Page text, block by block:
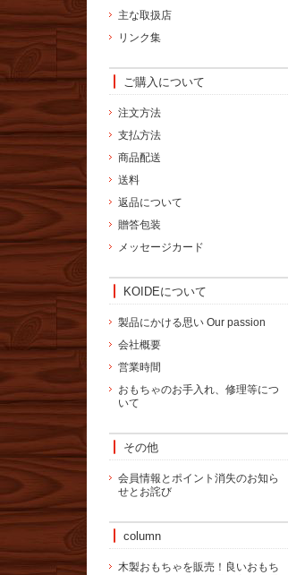
主な取扱店
リンク集
ご購入について
注文方法
支払方法
商品配送
送料
返品について
贈答包装
メッセージカード
KOIDEについて
製品にかける思い Our passion
会社概要
営業時間
おもちゃのお手入れ、修理等につ
いて
その他
会員情報とポイント消失のお知ら
せとお詫び
column
木製おもちゃを販売！良いおもち